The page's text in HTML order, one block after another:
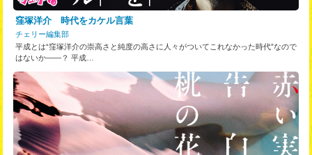
窪塚洋介 時代をカケル言葉
チェリー編集部
平成とは“窪塚洋介の崇高さと純度の高さに人々がついてこれなかった時代”なので
はないか――？ 平成…